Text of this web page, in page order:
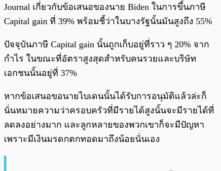
Journal เกี่ยวกับข้อเสนอของนาย Biden ในการขึ้นภาษี
Capital gain ที่ 39% พร้อมชี้ว่าในบางรัฐนั้นมันสูงถึง 55%
ปัจจุบันภาษี Capital gain นั้นถูกเก็บอยู่ที่ราว ๆ 20% จาก
กำไร ในขณะที่อัตราสูงสุดสำหรับคนรวยและบริษัท
เอกชนนั้นอยู่ที่ 37%
หากข้อเสนอขอนายไบเดนนั้นได้รับการอนุมัติแล้วล่ะก็
นั่นหมายความว่าครอบครัวที่มีรายได้สูงนั้นจะมีรายได้ที่
ลดลงอย่างมาก และลูกหลายของพวกเขาก็จะมีปัญหา
เพราะมีเงินมรดกตกทอดมาถึงน้อยนั่นเอง